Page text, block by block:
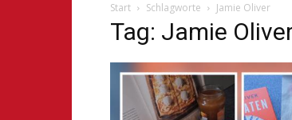
Start Schlagworte Jamie Oliver
Tag: Jamie